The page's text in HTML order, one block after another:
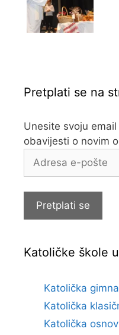
Pretplati se na
Unesite svoju
obavijesti o novim
e-
Pretplati se
Katoličke škole
Katolička
Katolička
Katolička